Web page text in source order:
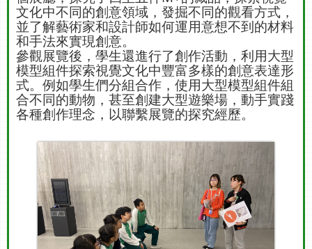
文化中不同的創意領域，發掘不同的觀看方式，
並了解藝術家和設計師如何運用意想不到的材料
和手法來實現創意。
參觀展覽後，學生還進行了創作活動，利用大型
模型組件探索視覺文化中豐富多樣的創意表達形
式。例如學生們分組合作，使用大型模型組件組
合不同的動物，甚至創建大型遊樂場，動手實踐
各種創作理念，以聯繫展覽的探究經歷。